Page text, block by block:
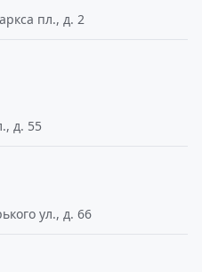
пл., д. 2
д. 55
ул., д. 66